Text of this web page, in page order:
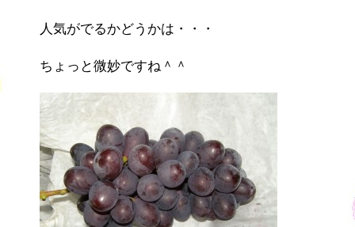
人気がでるかどうかは・・・
ちょっと微妙ですね＾＾